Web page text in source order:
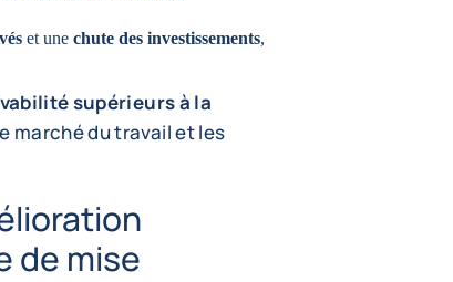
et unechute des investissements,
supérieurs à la
marché du travail et les
de mise